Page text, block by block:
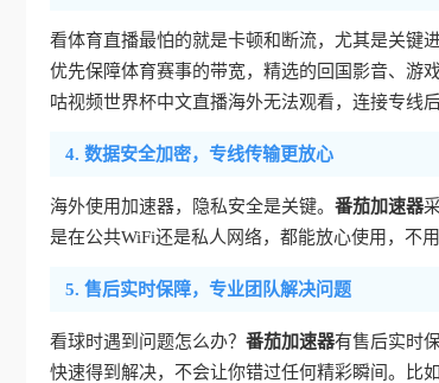
看体育直播最怕的就是卡顿和断流，尤其是关键进
优先保障体育赛事的带宽，精选的回国影音、游
咕视频世界杯中文直播海外无法观看，连接专线
4. 数据安全加密，专线传输更放心
海外使用加速器，隐私安全是关键。 番茄加速器
是在公共WiFi还是私人网络，都能放心使用，不
5. 售后实时保障，专业团队解决问题
看球时遇到问题怎么办？ 番茄加速器有售后实时
快速得到解决，不会让你错过任何精彩瞬间。比